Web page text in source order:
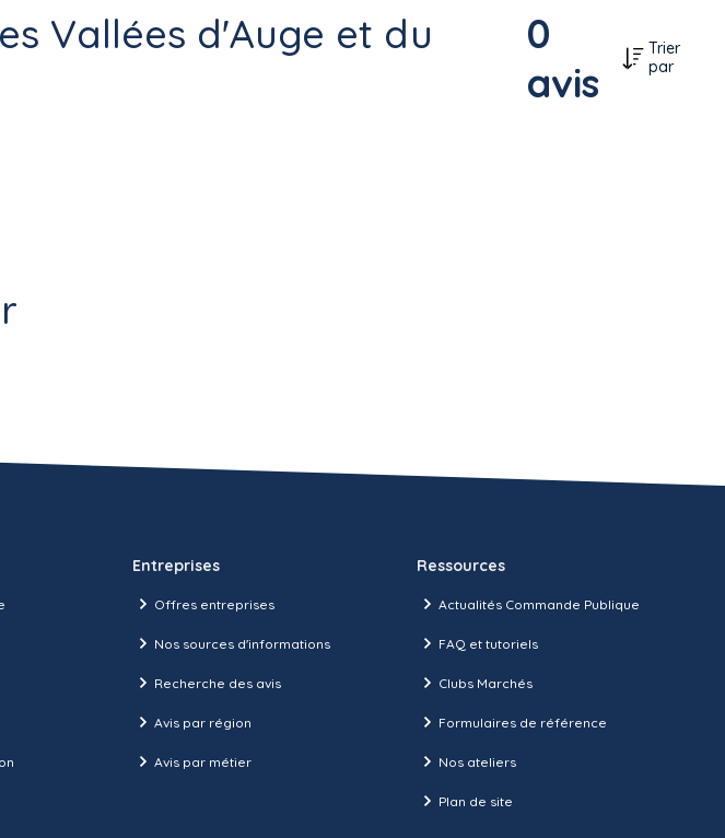
Vallées d'Auge et du
0
avis
Trier
par
Entreprises
Offres entreprises
Nos sources d'informations
Recherche des avis
Avis par région
Avis par métier
Ressources
Actualités Commande Publique
FAQ et tutoriels
Clubs Marchés
Formulaires de référence
Nos ateliers
Plan de site